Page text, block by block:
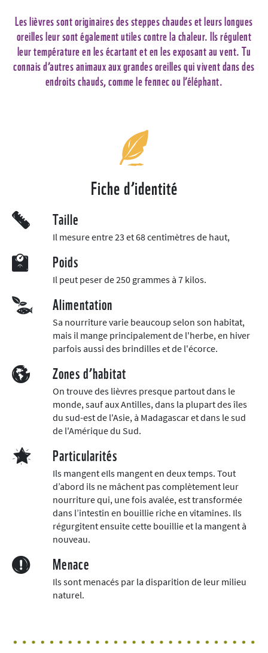
Les lièvres sont originaires des steppes chaudes et leurs longues
oreilles leur sont également utiles contre la chaleur. Ils régulent
leur température en les écartant et en les exposant au vent. Tu
connais d’autres animaux aux grandes oreilles qui vivent dans des
endroits chauds, comme le fennec ou l’éléphant.
Fiche d’identité
Taille
Il mesure entre 23 et 68 centimètres de haut,
Poids
Il peut peser de 250 grammes à 7 kilos.
Alimentation
Sa nourriture varie beaucoup selon son habitat,
mais il mange principalement de l'herbe, en hiver
parfois aussi des brindilles et de l'écorce.
Zones d’habitat
On trouve des lièvres presque partout dans le
monde, sauf aux Antilles, dans la plupart des îles
du sud-est de l'Asie, à Madagascar et dans le sud
de l'Amérique du Sud.
Particularités
Ils mangent eIls mangent en deux temps. Tout
d’abord ils ne mâchent pas complètement leur
nourriture qui, une fois avalée, est transformée
dans l’intestin en bouillie riche en vitamines. Ils
régurgitent ensuite cette bouillie et la mangent à
nouveau.
Menace
Ils sont menacés par la disparition de leur milieu
naturel.